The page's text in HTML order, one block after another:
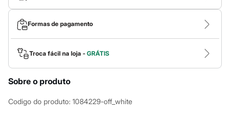
Shorts e Bermudas
Vestidos
Acessórios
Bolsas
Bonés e Chapéus
Bijoux
Cintos
Relógios
Botas
Formas de pagamento
Troca fácil na loja - GRÁTIS
Sobre o produto
Codigo do produto: 1084229-off_white